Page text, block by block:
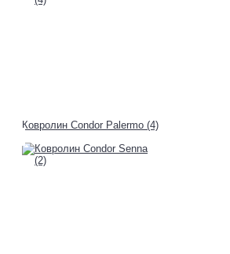
Ковролин Condor Palermo (4)